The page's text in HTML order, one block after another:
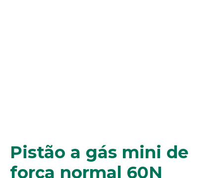
Pistão a gás mini de
força normal 60N